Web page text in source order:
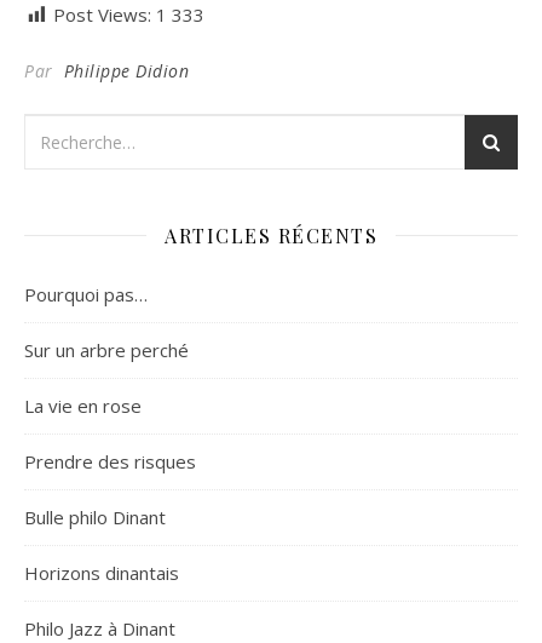
Post Views: 1 333
Par Philippe Didion
ARTICLES RÉCENTS
Pourquoi pas…
Sur un arbre perché
La vie en rose
Prendre des risques
Bulle philo Dinant
Horizons dinantais
Philo Jazz à Dinant